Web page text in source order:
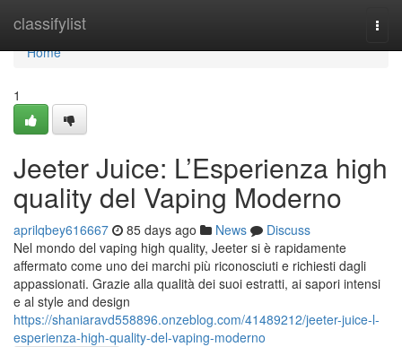
classifylist
Home
Home
1
Jeeter Juice: L’Esperienza high
quality del Vaping Moderno
aprilqbey616667 85 days ago News
Discuss
Nel mondo del vaping high quality, Jeeter si è rapidamente
affermato come uno dei marchi più riconosciuti e richiesti dagli
appassionati. Grazie alla qualità dei suoi estratti, ai sapori intensi
e al style and design
https://shaniaravd558896.onzeblog.com/41489212/jeeter-juice-l-
esperienza-high-quality-del-vaping-moderno